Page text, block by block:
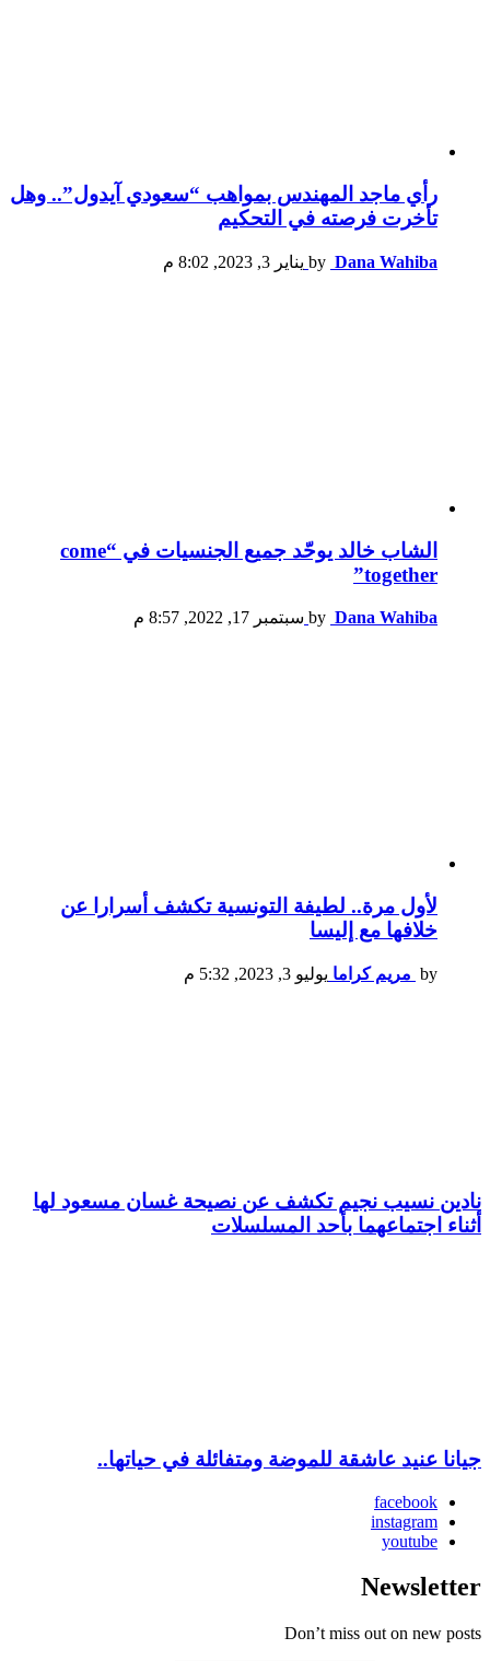
رأي ماجد المهندس بمواهب “سعودي آيدول”.. وهل
تأخرت فرصته في التحكيم
by Dana Wahiba يناير 3, 2023, 8:02 م
الشاب خالد يوحّد جميع الجنسيات في “come
together”
by Dana Wahiba سبتمبر 17, 2022, 8:57 م
لأول مرة.. لطيفة التونسية تكشف أسرارا عن
خلافها مع إليسا
by مريم كراما يوليو 3, 2023, 5:32 م
نادين نسيب نجيم تكشف عن نصيحة غسان مسعود لها
أثناء اجتماعهما بأحد المسلسلات
جيانا عنيد عاشقة للموضة ومتفائلة في حياتها..
facebook
instagram
youtube
Newsletter
Don’t miss out on new posts